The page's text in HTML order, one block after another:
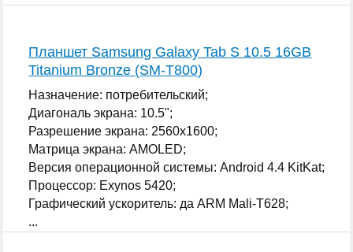
Планшет Samsung Galaxy Tab S 10.5 16GB
Titanium Bronze (SM-T800)
Назначение: потребительский;
Диагональ экрана: 10.5";
Разрешение экрана: 2560x1600;
Матрица экрана: AMOLED;
Версия операционной системы: Android 4.4 KitKat;
Процессор: Exynos 5420;
Графический ускоритель: да ARM Mali-T628;
...